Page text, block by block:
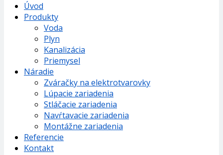
Úvod
Produkty
Voda
Plyn
Kanalizácia
Priemysel
Náradie
Zváračky na elektrotvarovky
Lúpacie zariadenia
Stláčacie zariadenia
Navŕtavacie zariadenia
Montážne zariadenia
Referencie
Kontakt